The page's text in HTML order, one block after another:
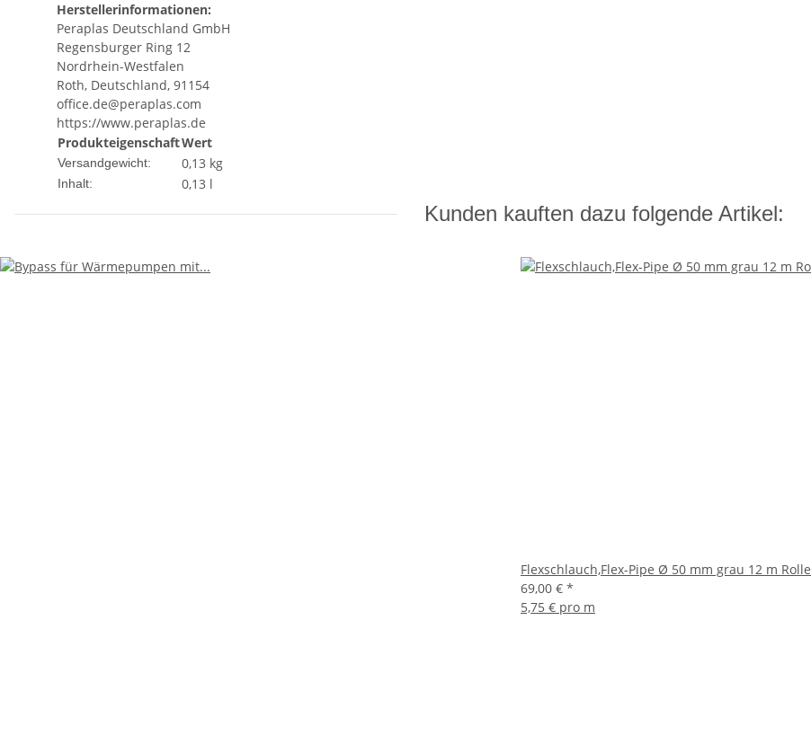
Herstellerinformationen:
Peraplas Deutschland GmbH
Regensburger Ring 12
Nordrhein-Westfalen
Roth, Deutschland, 91154
office.de@peraplas.com
https://www.peraplas.de
ProdukteigenschaftWert
Versandgewicht: 0,13 kg
Inhalt: 0,13 l
Kunden kauften dazu folgende Artikel:
Flexschlauch,Flex-Pipe Ø 50 mm grau 12 m Rolle
69,00 € *
5,75 € pro m